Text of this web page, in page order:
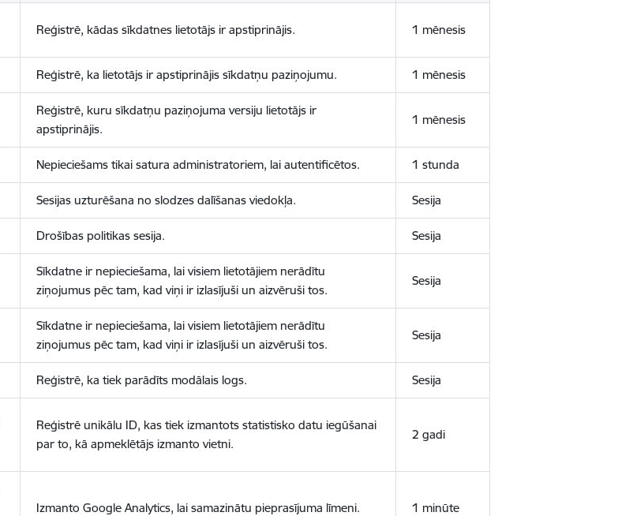
Reģistrē, kādas sīkdatnes lietotājs ir apstiprinājis. 1 mēnesis
Reģistrē, ka lietotājs ir apstiprinājis sīkdatņu paziņojumu. 1 mēnesis
Reģistrē, kuru sīkdatņu paziņojuma versiju lietotājs ir
apstiprinājis.
1 mēnesis
Nepieciešams tikai satura administratoriem, lai autentificētos. 1 stunda
Sesijas uzturēšana no slodzes dalīšanas viedokļa. Sesija
Drošības politikas sesija. Sesija
Sīkdatne ir nepieciešama, lai visiem lietotājiem nerādītu
ziņojumus pēc tam, kad viņi ir izlasījuši un aizvēruši tos.
Sesija
Sīkdatne ir nepieciešama, lai visiem lietotājiem nerādītu
ziņojumus pēc tam, kad viņi ir izlasījuši un aizvēruši tos.
Sesija
Reģistrē, ka tiek parādīts modālais logs. Sesija
Reģistrē unikālu ID, kas tiek izmantots statistisko datu iegūšanai
par to, kā apmeklētājs izmanto vietni.
2 gadi
Izmanto Google Analytics, lai samazinātu pieprasījuma līmeni. 1 minūte